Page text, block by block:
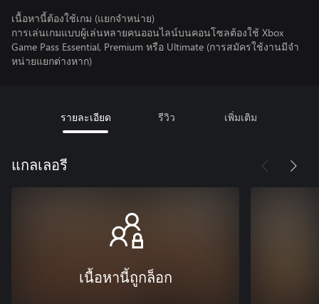
เนื้อหานี้ต้องใช้เกม (แยกจำหน่าย)
การเล่นเกมแบบผู้เล่นหลายคนออนไลน์บนคอนโซลต้องใช้ Xbox
Game Pass Essential, Premium หรือ Ultimate (การสมัครใช้งานมีจํา
หน่ายแยกต่างหาก)
รายละเอียด รีวิว เพิ่มเติม
แกลเลอรี
เนื้อหานี้ถูกล็อก